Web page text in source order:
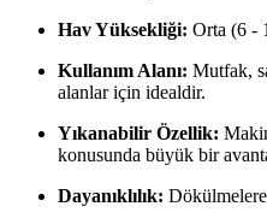
Hav Yüksekliği: Orta (6 -
Kullanım Alanı: Mutfak,
alanlar için idealdir.
Yıkanabilir Özellik:
konusunda büyük bir
Dayanıklılık: Dökülmelere